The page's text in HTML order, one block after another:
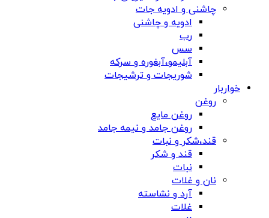
چاشنی و ادویه جات
ادویه و چاشنی
رب
سس
آبلیمو،آبغوره و سرکه
شوریجات و ترشیجات
خواربار
روغن
روغن مایع
روغن جامد و نیمه جامد
قند،شکر و نبات
قند و شکر
نبات
نان و غلات
آرد و نشاسته
غلات